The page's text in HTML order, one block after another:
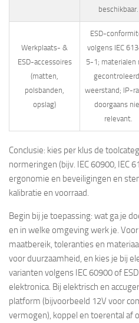
beschikbaar.
Werkplaats- &
ESD-accessoires
(matten,
polsbanden,
opslag)
ESD-
volgens IEC
5-1; materialen
weerstand; IP-
doorgaans
relevant.
Conclusie: kies per klus de
normeringen (bijv. IEC 60900, IEC
ergonomie en beveiligingen en
kalibratie en voorraad.
Begin bij je toepassing: wat ga je
en in welke omgeving werk je.
maatbereik, toleranties en
voor duurzaamheid, en kies je bij
varianten volgens IEC 60900 of
elektronica. Bij elektrisch en
platform (bijvoorbeeld 12V voor
vermogen), koppel en toerental af